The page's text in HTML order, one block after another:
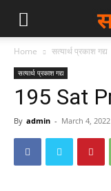
Home सत्यार्थ प्रकाश गद्य
सत्यार्थ प्रकाश गद्य
195 Sat
By admin - March 4, 2022